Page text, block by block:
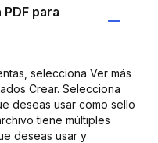
para
selecciona Ver más
Crear. Selecciona
deseas usar como sello
tiene múltiples
deseas usar y